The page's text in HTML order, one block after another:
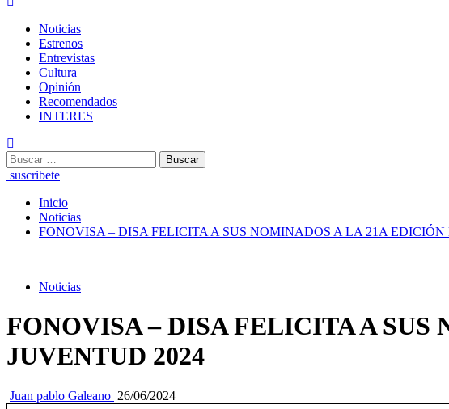
Noticias
Estrenos
Entrevistas
Cultura
Opinión
Recomendados
INTERES
Buscar:
suscribete
Inicio
Noticias
FONOVISA – DISA FELICITA A SUS NOMINADOS A LA 21A
Noticias
FONOVISA – DISA FELICITA A
JUVENTUD 2024
Juan pablo Galeano 26/06/2024